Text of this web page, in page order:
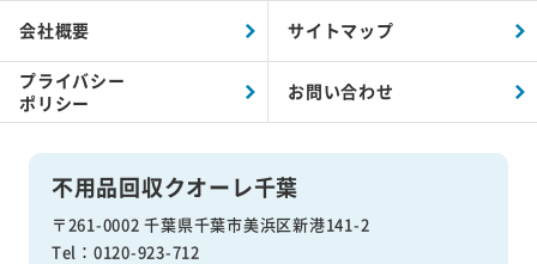
不用品回収クオーレ千葉
〒261-0002 千葉県千葉市美浜区新港141-2
Tel：0120-923-712
会社概要 サイトマップ
プライバシー
ポリシー
お問い合わせ